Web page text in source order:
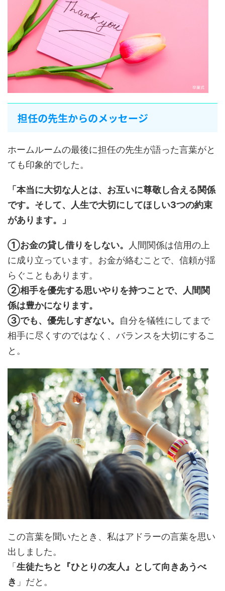
担任の先生からのメッセージ
ホームルームの最後に担任の先生が語った言葉がと
ても印象的でした。
「本当に大切な人とは、お互いに尊敬し合える関係
です。そして、人生で大切にしてほしい3つの約束
があります。」
①お金の貸し借りをしない。
人間関係は信用の上
に成り立っています。お金が絡むことで、信頼が揺
らぐこともあります。
②相手を優先する思いやりを持つことで、人間関
係は豊かになります。
③でも、優先しすぎない。 自分を犠牲にしてまで
相手に尽くすのではなく、バランスを大切にするこ
と。
この言葉を聞いたとき、私はアドラーの言葉を思い
出しました。
「 生徒たちと『ひとりの友人』として向きあうべ
き 」だと。